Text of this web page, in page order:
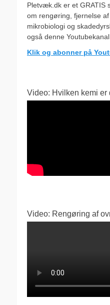
Pletvæk.dk er et GRATIS
om rengøring, fjernelse af
mikrobiologi og
også denne
Klik og abonner på
Video: Hvilken kemi er
Video: Rengøring af